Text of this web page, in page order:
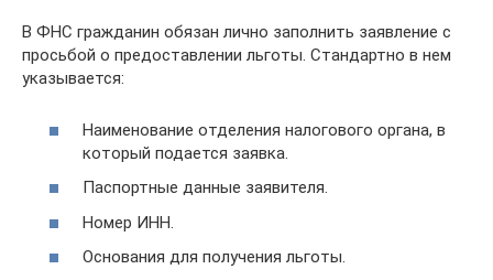
В ФНС гражданин обязан лично заполнить заявление с
просьбой о предоставлении льготы. Стандартно в нем
указывается:
Наименование отделения налогового органа, в
который подается заявка.
Паспортные данные заявителя.
Номер ИНН.
Основания для получения льготы.